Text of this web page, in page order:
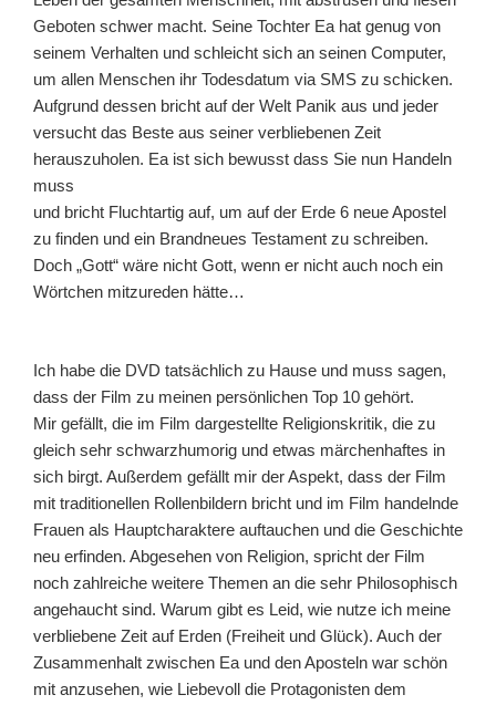
Geboten schwer macht. Seine Tochter Ea hat genug von
seinem Verhalten und schleicht sich an seinen Computer,
um allen Menschen ihr Todesdatum via SMS zu schicken.
Aufgrund dessen bricht auf der Welt Panik aus und jeder
versucht das Beste aus seiner verbliebenen Zeit
herauszuholen. Ea ist sich bewusst dass Sie nun Handeln
muss
und bricht Fluchtartig auf, um auf der Erde 6 neue Apostel
zu finden und ein Brandneues Testament zu schreiben.
Doch „Gott“ wäre nicht Gott, wenn er nicht auch noch ein
Wörtchen mitzureden hätte…
Ich habe die DVD tatsächlich zu Hause und muss sagen,
dass der Film zu meinen persönlichen Top 10 gehört.
Mir gefällt, die im Film dargestellte Religionskritik, die zu
gleich sehr schwarzhumorig und etwas märchenhaftes in
sich birgt. Außerdem gefällt mir der Aspekt, dass der Film
mit traditionellen Rollenbildern bricht und im Film handelnde
Frauen als Hauptcharaktere auftauchen und die Geschichte
neu erfinden. Abgesehen von Religion, spricht der Film
noch zahlreiche weitere Themen an die sehr Philosophisch
angehaucht sind. Warum gibt es Leid, wie nutze ich meine
verbliebene Zeit auf Erden (Freiheit und Glück). Auch der
Zusammenhalt zwischen Ea und den Aposteln war schön
mit anzusehen, wie Liebevoll die Protagonisten dem